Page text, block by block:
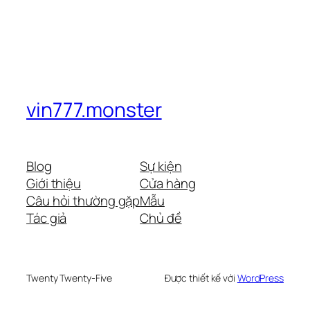
vin777.monster
Blog
Giới thiệu
Câu hỏi thường gặp
Tác giả
Sự kiện
Cửa hàng
Mẫu
Chủ đề
Twenty Twenty-Five Được thiết kế với WordPress